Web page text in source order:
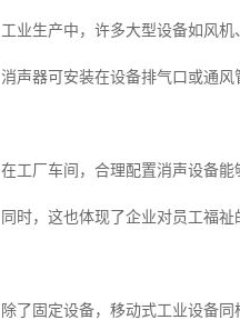
工业生产中，许多大型设备如风机
消声器可安装在设备排气口或通风
在工厂车间，合理配置消声设备
同时，这也体现了企业对员工福祉
除了固定设备，移动式工业设备